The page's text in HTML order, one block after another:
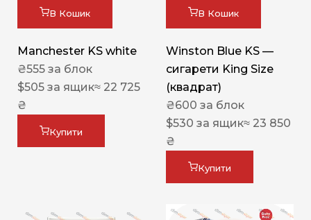
В Кошик
Manchester KS white
₴555 за блок
$505 за ящик≈ 22 725
₴
Купити
В Кошик
Winston Blue KS —
сигарети King Size
(квадрат)
₴600 за блок
$530 за ящик≈ 23 850
₴
Купити